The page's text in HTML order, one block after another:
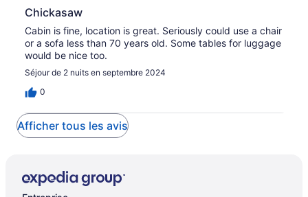
Chickasaw
Cabin is fine, location is great. Seriously could use a chair
or a sofa less than 70 years old. Some tables for luggage
would be nice too.
Séjour de 2 nuits en septembre 2024
0
Afficher tous les avis